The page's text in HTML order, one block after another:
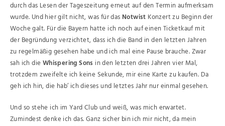
durch das Lesen der Tageszeitung erneut auf den Termin aufmerksam
wurde. Und hier gilt nicht, was für das Notwist Konzert zu Beginn der
Woche galt. Für die Bayern hatte ich noch auf einen Ticketkauf mit
der Begründung verzichtet, dass ich die Band in den letzten Jahren
zu regelmäßig gesehen habe und ich mal eine Pause brauche. Zwar
sah ich dieWhispering Sons in den letzten drei Jahren vier Mal,
trotzdem zweifelte ich keine Sekunde, mir eine Karte zu kaufen. Da
geh ich hin, die hab’ ich dieses und letztes Jahr nur einmal gesehen.
Und so stehe ich im Yard Club und weiß, was mich erwartet.
Zumindest denke ich das. Ganz sicher bin ich mir nicht, da mein